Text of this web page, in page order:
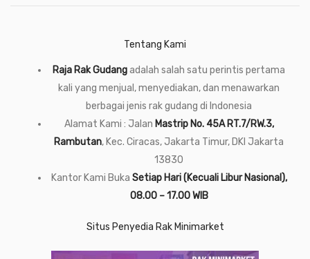
Tentang Kami
Raja Rak Gudangadalah salah satu perintis pertama
kali yang menjual, menyediakan, dan menawarkan
berbagai jenis rak gudang di Indonesia
Alamat Kami : Jalan Mastrip No. 45A RT.7/RW.3,
Rambutan, Kec. Ciracas, Jakarta Timur, DKI Jakarta
13830
Kantor Kami Buka Setiap Hari (Kecuali Libur Nasional),
08.00 – 17.00 WIB
Situs Penyedia Rak Minimarket